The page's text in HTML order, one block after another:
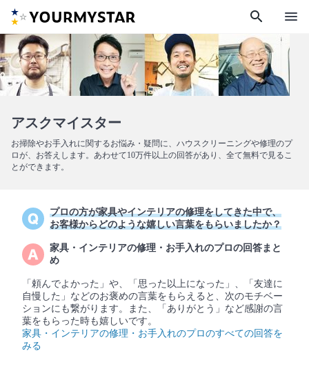
search menu
アスクマイスター
お掃除やお手入れに関するお悩み・疑問に、ハウスクリーニングや修理のプ
ロが、お答えします。あわせて10万件以上の回答があり、全て無料で見るこ
とができます。
プロの方が家具やインテリアの修理をしてきた中で、
お客様からどのような嬉しい言葉をもらいましたか？
家具・インテリアの修理・お手入れのプロの回答まと
め
「頼んでよかった」や、「思った以上になった」、「友達に
自慢した」などのお褒めの言葉をもらえると、次のモチベー
ションにも繋がります。また、「ありがとう」など感謝の言
葉をもらった時も嬉しいです。
家具・インテリアの修理・お手入れのプロのすべての回答を
みる